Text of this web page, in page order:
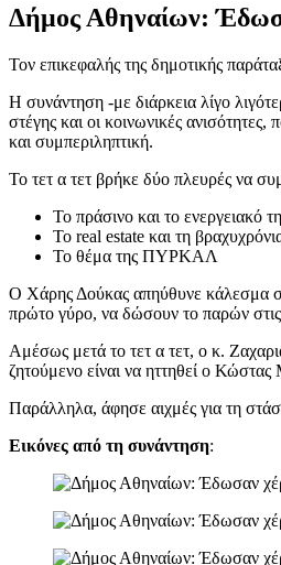
Δήμος Αθηναίων:
Τον επικεφαλής της δημοτικής
Η συνάντηση -με διάρκεια λίγο
στέγης και οι κοινωνικές
και συμπεριληπτική.
Το τετ α τετ βρήκε δύο πλευρές να
Το πράσινο και το ενεργειακό
Το real estate και τη
Το θέμα της ΠΥΡΚΑΛ
Ο Χάρης Δούκας απηύθυνε κάλεσμα σε
πρώτο γύρο, να δώσουν το παρών
Αμέσως μετά το τετ α τετ, ο κ.
ζητούμενο είναι να ηττηθεί ο Κώστας
Παράλληλα, άφησε αιχμές για τη
Εικόνες από τη συνάντηση: